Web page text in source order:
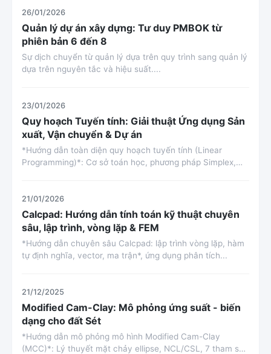
26/01/2026
Quản lý dự án xây dựng: Tư duy PMBOK từ
phiên bản 6 đến 8
Sự dịch chuyển từ quản lý dựa trên quy trình sang quản lý
dựa trên nguyên tắc và hiệu suất....
23/01/2026
Quy hoạch Tuyến tính: Giải thuật Ứng dụng Sản
xuất, Vận chuyển & Dự án
*Hướng dẫn toàn diện quy hoạch tuyến tính (Linear
Programming)*: Cơ sở toán học, phương pháp Simplex,
21/01/2026
Calcpad: Hướng dẫn tính toán kỹ thuật chuyên
sâu, lập trình, vòng lặp & FEM
*Hướng dẫn chuyên sâu Calcpad: lập trình vòng lặp, hàm
tự định nghĩa, vector, ma trận*, ứng dụng phân tích...
21/12/2025
Modified Cam-Clay: Mô phỏng ứng suất - biến
dạng cho đất Sét
*Hướng dẫn mô phỏng mô hình Modified Cam-Clay
(MCC)*: Lý thuyết mặt chảy ellipse, NCL/CSL, 7 tham số